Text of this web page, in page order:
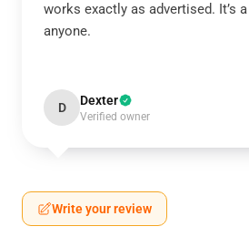
works exactly as advertised. It’s
anyone.
D Dexter
Verified owner
Write your review